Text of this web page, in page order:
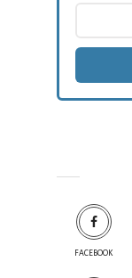
FACEBOOK